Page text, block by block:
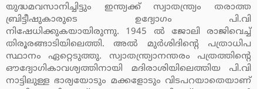
യുദ്ധമവസാനിച്ചിട്ടും ഇന്ത്യക്ക് സ്വാതന്ത്ര്യം തരാത്ത
ബ്രിട്ടീഷുകാരുടെ ഉദ്യോഗം പി.വി
നിഷേധിക്കുകയായിരുന്നു. 1945 ല്‍ ജോലി രാജിവെച്ച്
തിരൂരങ്ങാടിയിലെത്തി. അല്‍ മുര്‍ശിദിന്റെ പത്രാധിപ
സ്ഥാനം ഏറ്റെടുത്തു. സ്വാതന്ത്ര്യാനന്തരം പത്രത്തിന്റെ
ഔദ്യോഗികാവശ്യത്തിനായി മദിരാശിയിലെത്തിയ പി.വി
നാട്ടിലുള്ള ഭാര്യയോടും മക്കളോടും വിടപറയാതെയാണ്